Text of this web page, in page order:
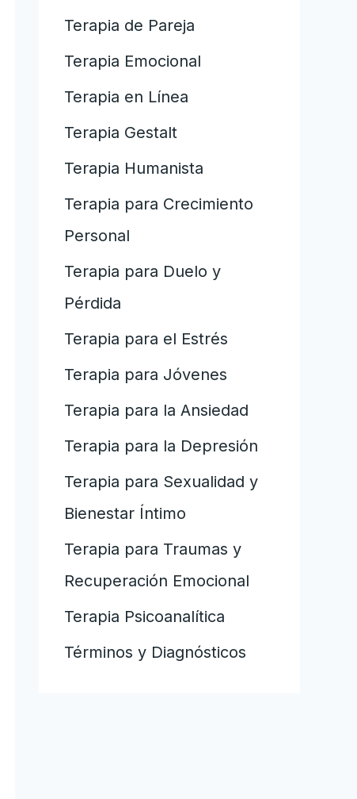
Terapia de Pareja
Terapia Emocional
Terapia en Línea
Terapia Gestalt
Terapia Humanista
Terapia para Crecimiento
Personal
Terapia para Duelo y
Pérdida
Terapia para el Estrés
Terapia para Jóvenes
Terapia para la Ansiedad
Terapia para la Depresión
Terapia para Sexualidad y
Bienestar Íntimo
Terapia para Traumas y
Recuperación Emocional
Terapia Psicoanalítica
Términos y Diagnósticos